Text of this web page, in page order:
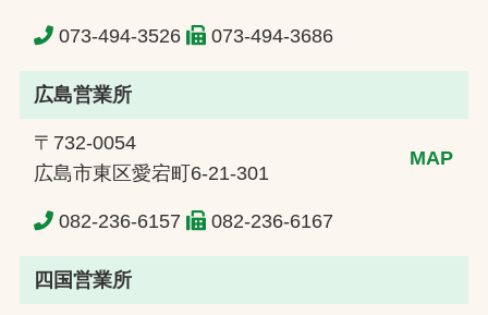
073-494-3526 073-494-3686
広島営業所
〒732-0054
広島市東区愛宕町6-21-301
MAP
082-236-6157 082-236-6167
四国営業所